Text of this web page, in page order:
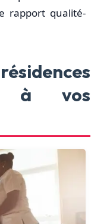
rapport qualité-
à vos